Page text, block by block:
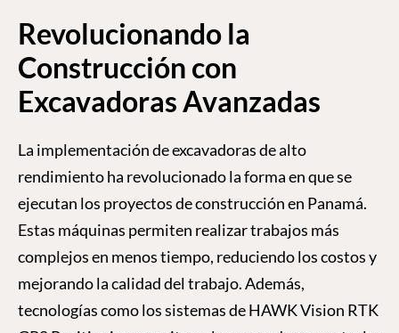
Revolucionando la
Construcción con
Excavadoras Avanzadas
La implementación de excavadoras de alto
rendimiento ha revolucionado la forma en que se
ejecutan los proyectos de construcción en Panamá.
Estas máquinas permiten realizar trabajos más
complejos en menos tiempo, reduciendo los costos y
mejorando la calidad del trabajo. Además,
tecnologías como los sistemas de HAWK Vision RTK